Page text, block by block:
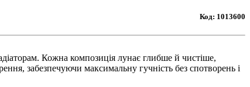
Код: 1013600
Кожна композиція лунає глибше й чистіше,
забезпечуючи максимальну гучність без спотворень і